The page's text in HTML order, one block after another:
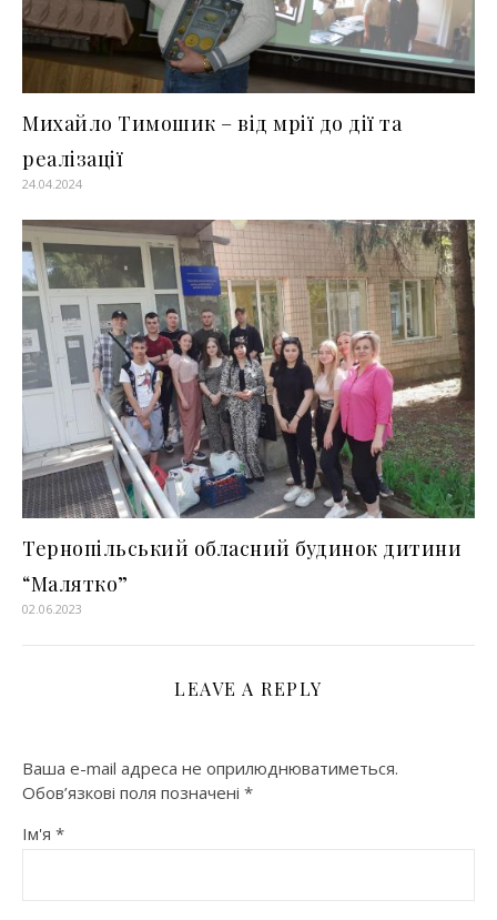
Михайло Тимошик – від мрії до дії та
реалізації
24.04.2024
Тернопільський обласний будинок дитини
“Малятко”
02.06.2023
LEAVE A REPLY
Ваша e-mail адреса не оприлюднюватиметься.
Обов’язкові поля позначені *
Ім'я *